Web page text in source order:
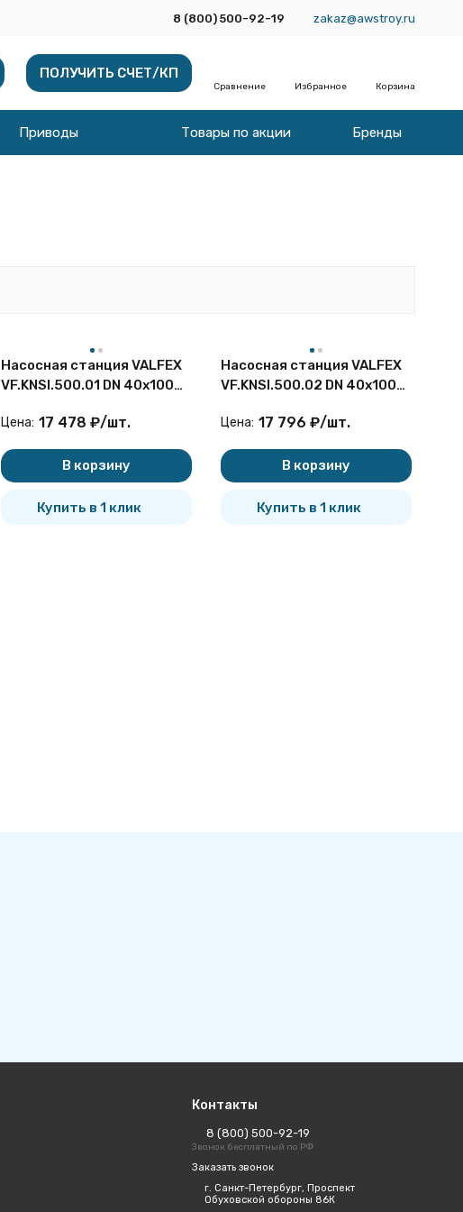
8 (800) 500-92-19 zakaz@awstroy.ru
ПОЛУЧИТЬ СЧЕТ/КП
Сравнение Избранное Корзина
Приводы Товары по акции Бренды
Насосная станция VALFEX
VF.KNSI.500.01 DN 40x100
Цена: 17 478 ₽/шт.
В корзину
Купить в 1 клик
Насосная станция VALFEX
VF.KNSI.500.02 DN 40x100
Цена: 17 796 ₽/шт.
В корзину
Купить в 1 клик
Контакты
8 (800) 500-92-19
Звонок бесплатный по РФ
Заказать звонок
г. Санкт-Петербург, Проспект
Обуховской обороны 86К